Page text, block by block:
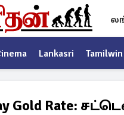
Lankasri Tamilwin
Gold Rate: